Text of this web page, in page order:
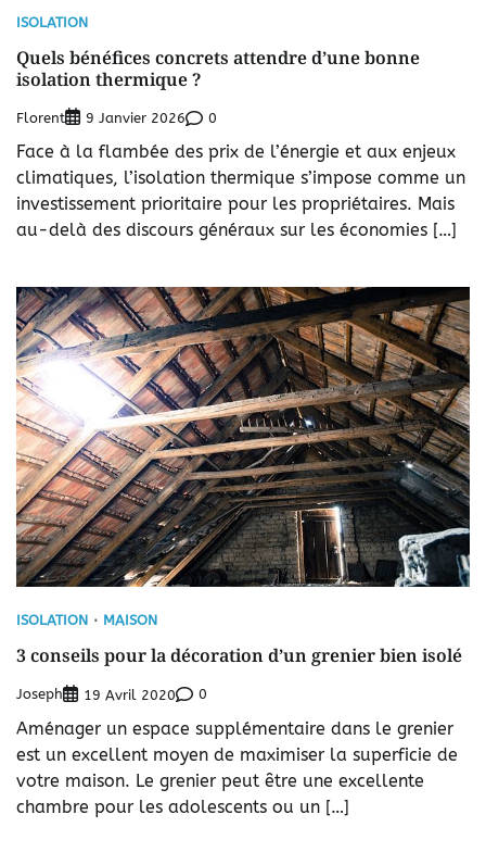
ISOLATION
Quels bénéfices concrets attendre d’une bonne
isolation thermique ?
Florent 9 Janvier 2026 0
Face à la flambée des prix de l’énergie et aux enjeux
climatiques, l’isolation thermique s’impose comme un
investissement prioritaire pour les propriétaires. Mais
au-delà des discours généraux sur les économies […]
ISOLATION MAISON
3 conseils pour la décoration d’un grenier bien isolé
Joseph 19 Avril 2020 0
Aménager un espace supplémentaire dans le grenier
est un excellent moyen de maximiser la superficie de
votre maison. Le grenier peut être une excellente
chambre pour les adolescents ou un […]